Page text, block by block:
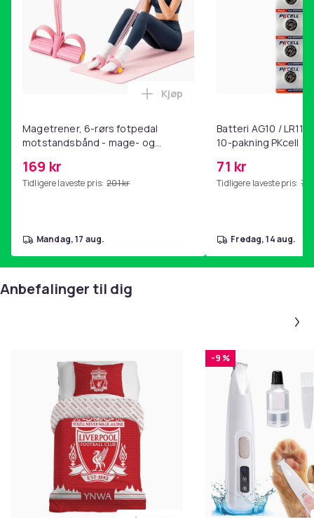
Magetrener, 6-rørs fotpedal
motstandsbånd - mage- og
hjemmegymnastikk Pink
169 kr
Tidligere laveste pris: 201 kr
Legg Magetrener, 6-rørs
Kjøp
mandag, 17 aug.
Batteri AG10 /
10-pakning PKcell
71 kr
Tidligere laveste pris: 76
fredag, 14 aug.
Anbefalinger til dig
-9 %